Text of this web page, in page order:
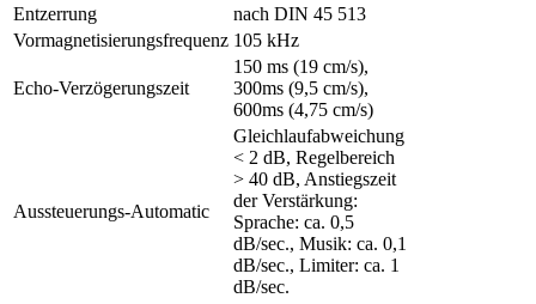
Entzerrung
nach DIN 45 513
Vormagnetisierungsfrequenz 105 kHz
Echo-Verzögerungszeit
150 ms (19 cm/s),
300ms (9,5 cm/s),
600ms (4,75 cm/s)
Aussteuerungs-Automatic
Gleichlaufabweichung
< 2 dB, Regelbereich
> 40 dB, Anstiegszeit
der Verstärkung:
Sprache: ca. 0,5
dB/sec., Musik: ca. 0,1
dB/sec., Limiter: ca. 1
dB/sec.